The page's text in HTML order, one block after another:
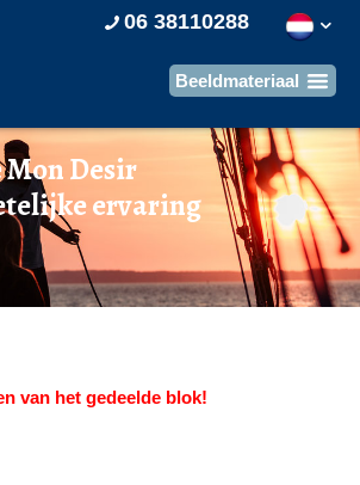
06 38110288
Mon Desir
ervaring
van het gedeelde blok!